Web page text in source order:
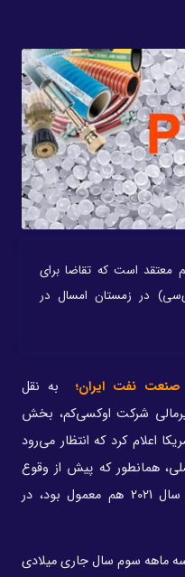
معتقد است که تقاضا برای
در زمستان امسال در
نفت ایران؛
به نقل
شرکت اوکسی‌کم، بخش
اعلام کرد که انتظار می‌رود
همانطور که پیش از وقوع
چند باره شرایط نامناسب اقلیمی در سال 2021 هم معمول بود، در
ماهه سوم سال جاری میلادی